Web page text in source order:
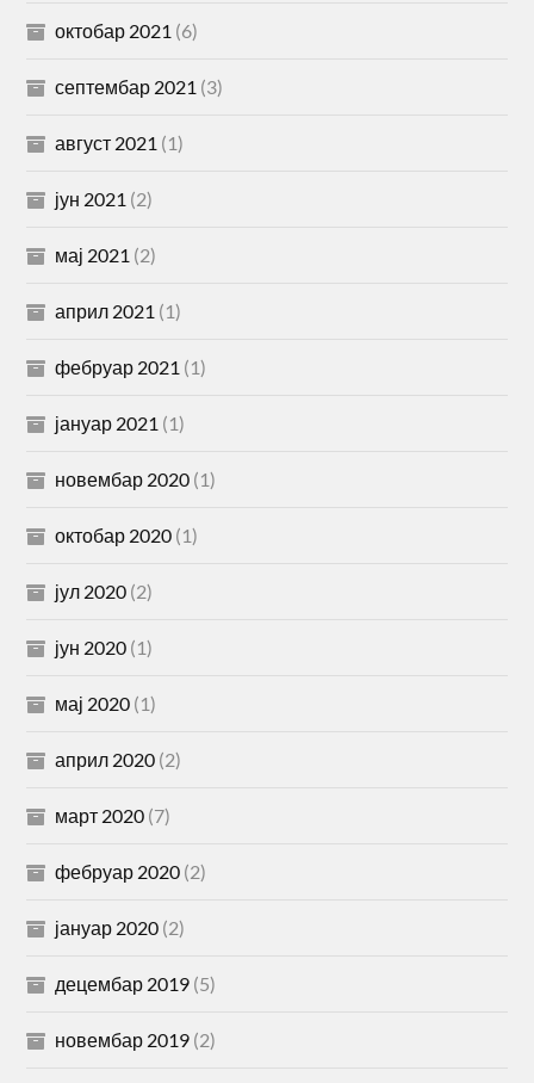
октобар 2021 (6)
септембар 2021 (3)
август 2021 (1)
јун 2021 (2)
мај 2021 (2)
април 2021 (1)
фебруар 2021 (1)
јануар 2021 (1)
новембар 2020 (1)
октобар 2020 (1)
јул 2020 (2)
јун 2020 (1)
мај 2020 (1)
април 2020 (2)
март 2020 (7)
фебруар 2020 (2)
јануар 2020 (2)
децембар 2019 (5)
новембар 2019 (2)